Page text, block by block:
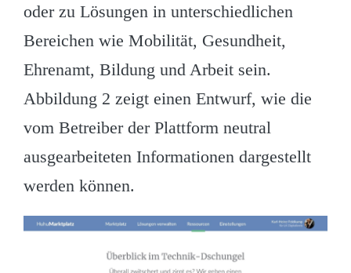
oder zu Lösungen in unterschiedlichen
Bereichen wie Mobilität, Gesundheit,
Ehrenamt, Bildung und Arbeit sein.
Abbildung 2 zeigt einen Entwurf, wie die
vom Betreiber der Plattform neutral
ausgearbeiteten Informationen dargestellt
werden können.